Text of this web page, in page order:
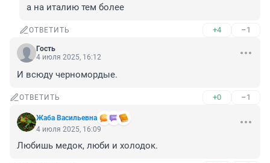
а на италию тем более
ОТВЕТИТЬ +4 –1
Гость
4 июля 2025, 16:12
И всюду черномордые.
ОТВЕТИТЬ +0 –1
Жаба Васильевна
4 июля 2025, 16:09
Любишь медок, люби и холодок.